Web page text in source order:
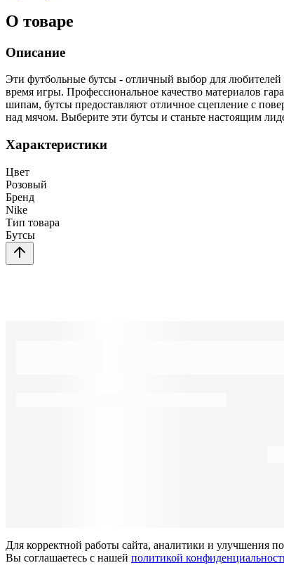
О товаре
Описание
Эти футбольные бутсы - отличный выбор для любителей
время игры. Профессиональное качество материалов
шипам, бутсы предоставляют отличное сцепление с
над мячом. Выберите эти бутсы и станьте настоящим
Характеристики
Цвет
Розовый
Бренд
Nike
Тип товара
Бутсы
Для корректной работы сайта, аналитики и улучшения
Вы соглашаетесь с нашей политикой